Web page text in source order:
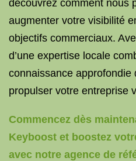
découvrez comment nous
augmenter votre visibilité
objectifs commerciaux.
d’une expertise locale
connaissance approfondie
propulser votre entreprise
Commencez dès
Keyboost et boostez
avec notre agence de